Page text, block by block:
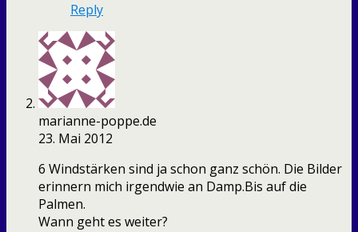
Reply
marianne-poppe.de
23. Mai 2012
6 Windstärken sind ja schon ganz schön. Die Bilder
erinnern mich irgendwie an Damp.Bis auf die
Palmen.
Wann geht es weiter?